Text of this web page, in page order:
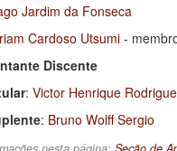
Jardim da Fonseca
Cardoso Utsumi-
Discente
: Victor Henrique
: Bruno Wolff Sergio